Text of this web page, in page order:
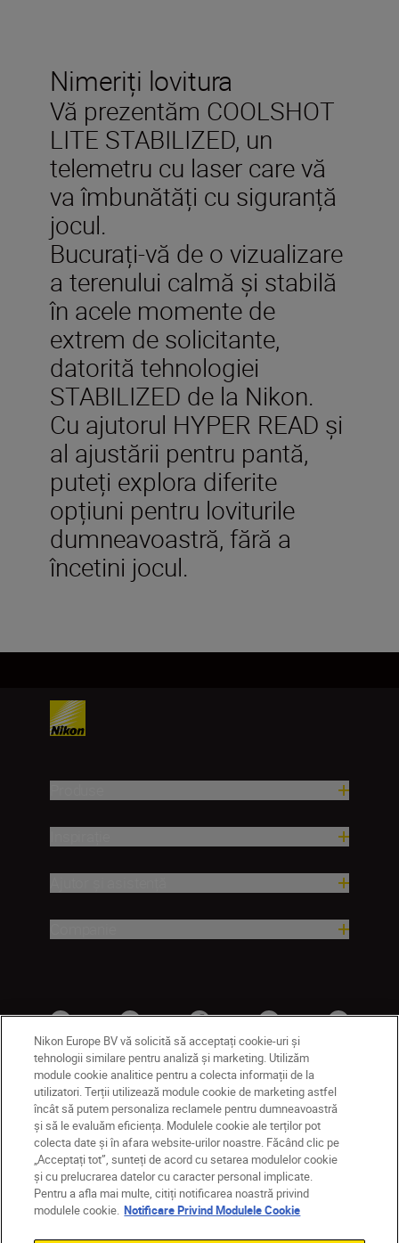
Nimeriți lovitura
Vă prezentăm COOLSHOT
LITE STABILIZED, un
telemetru cu laser care vă
va îmbunătăți cu siguranță
jocul.
Bucurați-vă de o vizualizare
a terenului calmă și stabilă
în acele momente de
extrem de solicitante,
datorită tehnologiei
STABILIZED de la Nikon.
Cu ajutorul HYPER READ și
al ajustării pentru pantă,
puteți explora diferite
opțiuni pentru loviturile
dumneavoastră, fără a
încetini jocul.
MD Nikon Sites
Contactaţi-ne
Politică de confidențialitate
Termeni de utilizare
Notificare privind modulele cookie
Setări cookie
© 2026 Nikon
Nikon Europe BV vă solicită să acceptați cookie-uri și
tehnologii similare pentru analiză și marketing. Utilizăm
module cookie analitice pentru a colecta informații de la
utilizatori. Terții utilizează module cookie de marketing astfel
încât să putem personaliza reclamele pentru dumneavoastră
și să le evaluăm eficiența. Modulele cookie ale terților pot
colecta date și în afara website-urilor noastre. Făcând clic pe
„Acceptați tot”, sunteți de acord cu setarea modulelor cookie
și cu prelucrarea datelor cu caracter personal implicate.
Pentru a afla mai multe, citiți notificarea noastră privind
modulele cookie. Notificare Privind Modulele Cookie